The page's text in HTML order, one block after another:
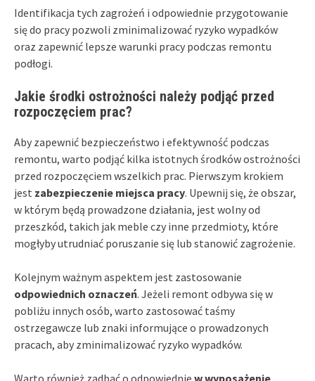
Identifikacja tych zagrożeń i odpowiednie przygotowanie
się do pracy pozwoli zminimalizować ryzyko wypadków
oraz zapewnić lepsze warunki pracy podczas remontu
podłogi.
Jakie środki ostrożności należy podjąć przed
rozpoczęciem prac?
Aby zapewnić bezpieczeństwo i efektywność podczas
remontu, warto podjąć kilka istotnych środków ostrożności
przed rozpoczęciem wszelkich prac. Pierwszym krokiem
jest zabezpieczenie miejsca pracy. Upewnij się, że obszar,
w którym będą prowadzone działania, jest wolny od
przeszkód, takich jak meble czy inne przedmioty, które
mogłyby utrudniać poruszanie się lub stanowić zagrożenie.
Kolejnym ważnym aspektem jest zastosowanie
odpowiednich oznaczeń. Jeżeli remont odbywa się w
pobliżu innych osób, warto zastosować taśmy
ostrzegawcze lub znaki informujące o prowadzonych
pracach, aby zminimalizować ryzyko wypadków.
Warto również zadbać o odpowiednie w wyposażenie